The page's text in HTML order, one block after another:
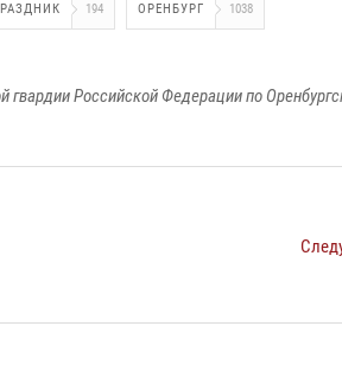
194 ОРЕНБУРГ 1038
Российской Федерации по